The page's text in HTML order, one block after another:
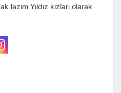
lazım Yıldız kızları olarak